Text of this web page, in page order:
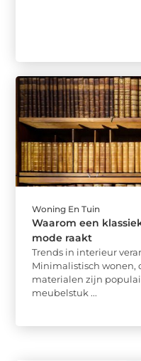
Woning En Tuin
Waarom een
mode raakt
Trends in interieur
Minimalistisch wonen,
materialen zijn
meubelstuk ...